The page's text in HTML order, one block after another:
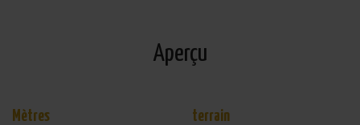
Aperçu
Mètres terrain